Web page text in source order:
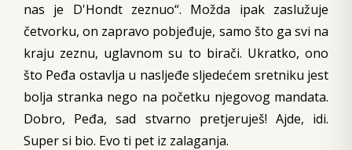
nas je D'Hondt zeznuo“. Možda ipak zaslužuje
četvorku, on zapravo pobjeđuje, samo što ga svi na
kraju zeznu, uglavnom su to birači. Ukratko, ono
što Peđa ostavlja u nasljeđe sljedećem sretniku jest
bolja stranka nego na početku njegovog mandata.
Dobro, Peđa, sad stvarno pretjeruješ! Ajde, idi.
Super si bio. Evo ti pet iz zalaganja.